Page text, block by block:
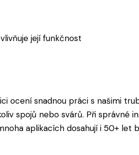
její funkčnost
ocení snadnou práci s našimi
spojů nebo svárů. Při správné
aplikacích dosahují i 50+ let